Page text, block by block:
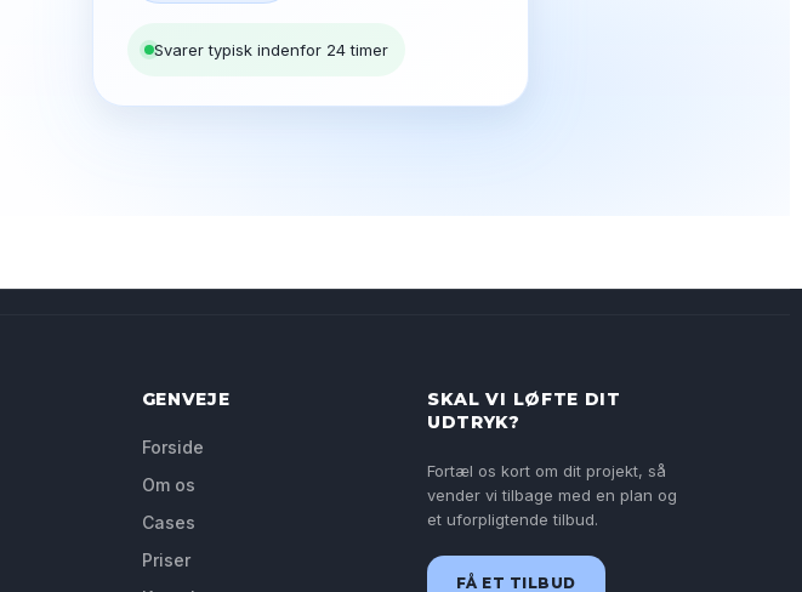
Svarer typisk indenfor 24 timer
GENVEJE
Forside
Om os
Cases
Priser
SKAL VI LØFTE DIT
UDTRYK?
Fortæl os kort om dit projekt, så
vender vi tilbage med en plan og
et uforpligtende tilbud.
FÅ ET TILBUD